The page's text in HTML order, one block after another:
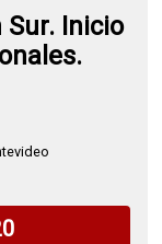
Sur. Inicio